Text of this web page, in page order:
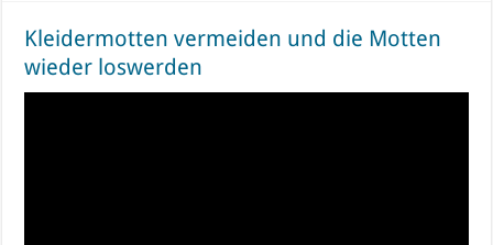
Kleidermotten vermeiden und die Motten
wieder loswerden